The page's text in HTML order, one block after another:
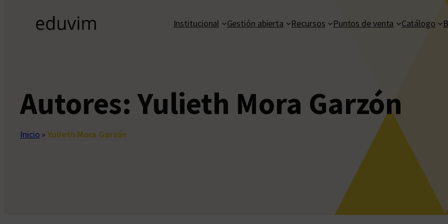
Institucional Gestión abierta Recursos Puntos de venta Catálogo
Autores:Yulieth Mora Garzón
Inicio »Yulieth Mora Garzón